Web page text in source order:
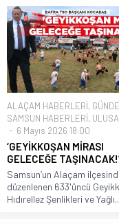
ALAÇAM HABERLERİ,
SAMSUN HABERLERİ,
6 Mayıs 2026 18:00
‘GEYİKKOŞAN MİRASI
GELECEĞE
Samsun’un Alaçam
düzenlenen 633'üncü
Hıdırellez Şenlikleri ve